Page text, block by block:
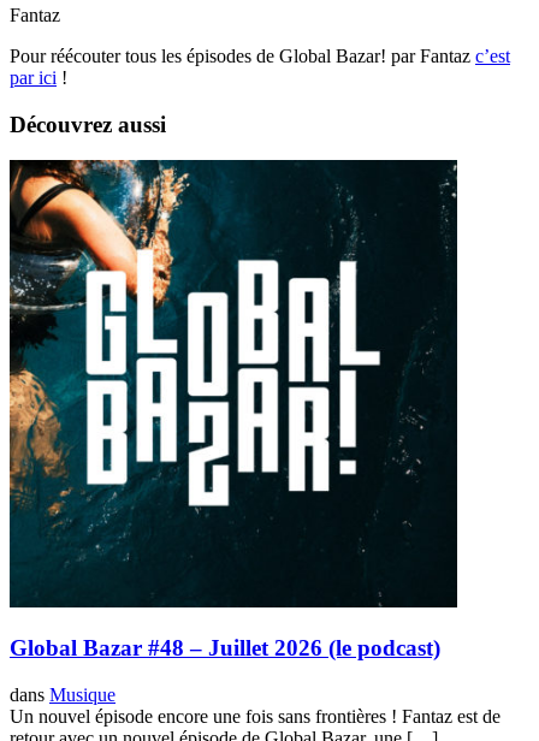
Fantaz
Pour réécouter tous les épisodes de Global Bazar! par Fantaz c’est
par ici !
Découvrez aussi
Global Bazar #48 – Juillet 2026 (le podcast)
dans Musique
Un nouvel épisode encore une fois sans frontières ! Fantaz est de